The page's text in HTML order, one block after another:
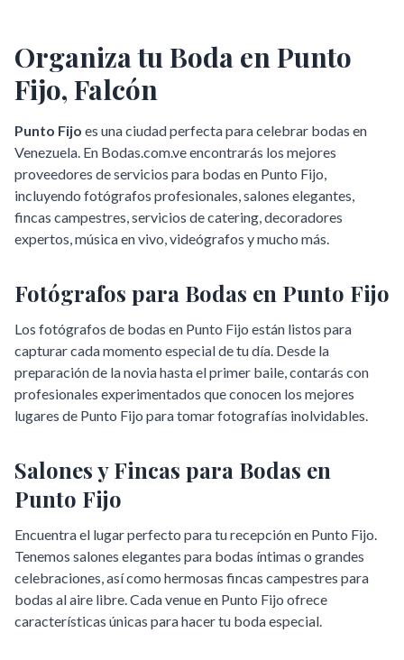
Organiza tu Boda enPunto
Fijo, Falcón
Punto Fijo es una ciudad perfecta para celebrar bodas en
Venezuela. En Bodas.com.ve encontrarás los mejores
proveedores de servicios para bodas en Punto Fijo,
incluyendo fotógrafos profesionales, salones elegantes,
fincas campestres, servicios de catering, decoradores
expertos, música en vivo, videógrafos y mucho más.
Fotógrafos para Bodas en Punto Fijo
Los fotógrafos de bodas en Punto Fijo están listos para
capturar cada momento especial de tu día. Desde la
preparación de la novia hasta el primer baile, contarás con
profesionales experimentados que conocen los mejores
lugares de Punto Fijo para tomar fotografías inolvidables.
Salones y Fincas para Bodas en
Punto Fijo
Encuentra el lugar perfecto para tu recepción en Punto Fijo.
Tenemos salones elegantes para bodas íntimas o grandes
celebraciones, así como hermosas fincas campestres para
bodas al aire libre. Cada venue en Punto Fijo ofrece
características únicas para hacer tu boda especial.